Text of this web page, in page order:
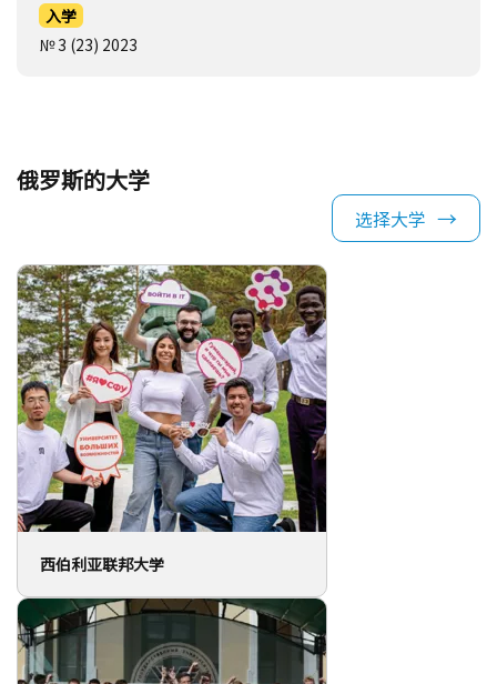
入学
№ 3 (23) 2023
俄罗斯的大学
选择大学
西伯利亚联邦大学